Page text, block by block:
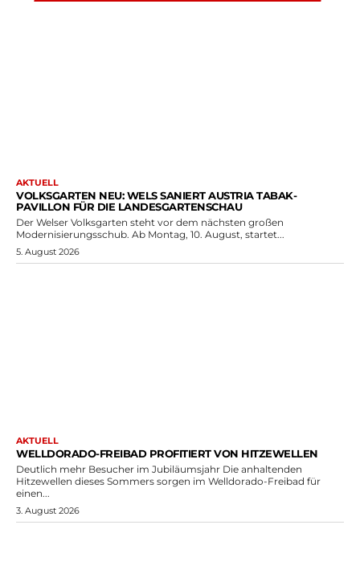
AKTUELL
VOLKSGARTEN NEU: WELS SANIERT AUSTRIA TABAK-
PAVILLON FÜR DIE LANDESGARTENSCHAU
Der Welser Volksgarten steht vor dem nächsten großen
Modernisierungsschub. Ab Montag, 10. August, startet...
5. August 2026
AKTUELL
WELLDORADO-FREIBAD PROFITIERT VON HITZEWELLEN
Deutlich mehr Besucher im Jubiläumsjahr Die anhaltenden
Hitzewellen dieses Sommers sorgen im Welldorado-Freibad für
einen...
3. August 2026